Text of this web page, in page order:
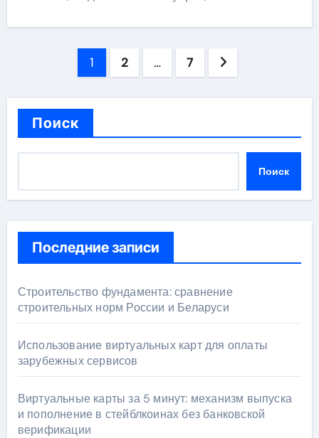
Пагинация
1 2 … 7
Поиск
Поиск
Последние записи
Строительство фундамента: сравнение
строительных норм России и Беларуси
Использование виртуальных карт для оплаты
зарубежных сервисов
Виртуальные карты за 5 минут: механизм выпуска
и пополнение в стейблкоинах без банковской
верификации